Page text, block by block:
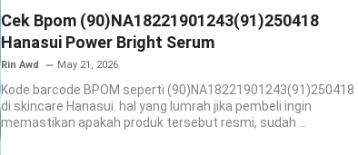
Cek Bpom (90)NA18221901243(91)250418
Hanasui Power Bright Serum
Rin Awd May 21, 2026
Kode barcode BPOM seperti (90)NA18221901243(91)250418
di skincare Hanasui. hal yang lumrah jika pembeli ingin
memastikan apakah produk tersebut resmi, sudah ...